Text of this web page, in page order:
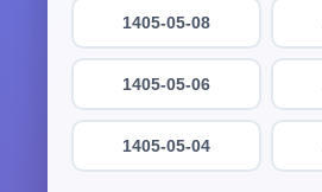
1405-05-08
1405-05-06
1405-05-04